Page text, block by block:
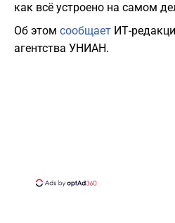
как всё устроено на самом
Об этом сообщает ИТ-
агентства УНИАН.